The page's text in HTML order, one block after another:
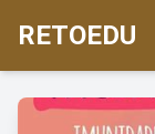
RETOEDU